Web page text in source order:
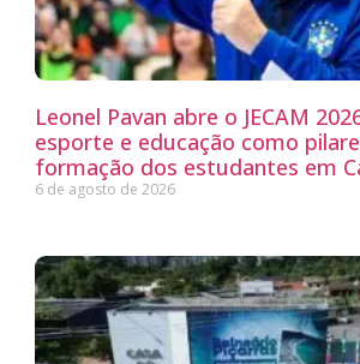
Leonel Pavan abre o JECAM
esporte e educação como
formação dos estudantes em
6 de agosto de 2026